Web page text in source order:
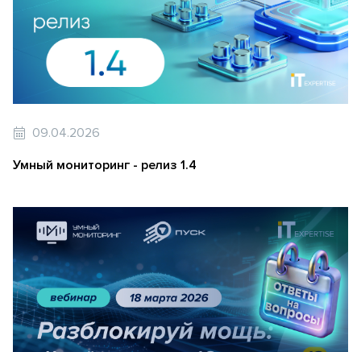
09.04.2026
Умный мониторинг - релиз 1.4